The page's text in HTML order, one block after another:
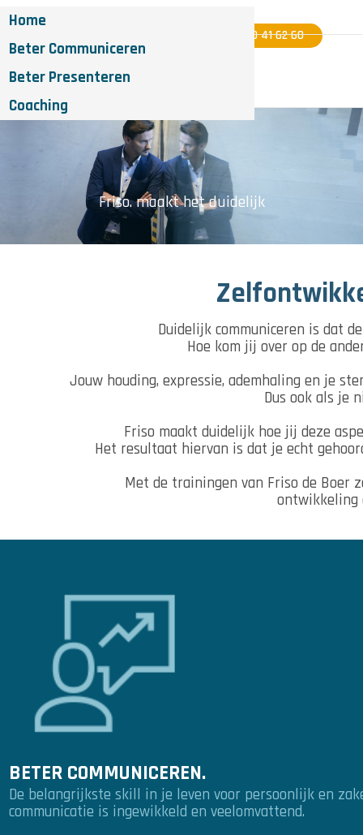
06 - 40 41 62 60
Home
Beter Communiceren
Beter Presenteren
Coaching
Friso. maakt het duidelijk
Duidelijk communiceren is dat
Hoe kom jij over op de
Jouw houding, expressie, ademhaling en je
Dus ook als je
Friso maakt duidelijk hoe jij deze
Het resultaat hiervan is dat je echt
Met de trainingen van Friso de Boer
ontwikkeling
BETER COMMUNICEREN.
De belangrijkste skill in je leven voor persoonlijk en
communicatie is ingewikkeld en veelomvattend.